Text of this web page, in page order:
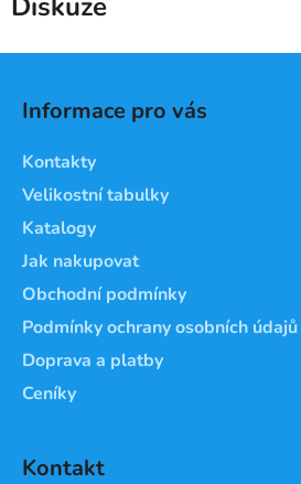
Informace pro vás
Kontakty
Velikostní tabulky
Katalogy
Jak nakupovat
Obchodní podmínky
Podmínky ochrany osobních údajů
Doprava a platby
Ceníky
Kontakt